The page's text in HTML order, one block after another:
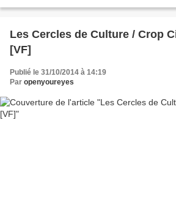
Les Cercles de Culture / Crop
[VF]
Publié le 31/10/2014 à 14:19
Par openyoureyes